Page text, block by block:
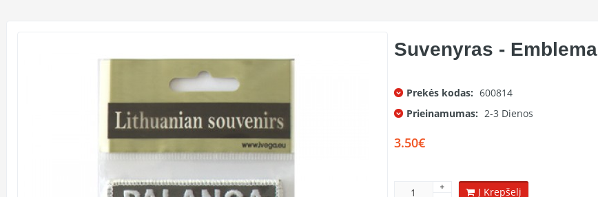
Suvenyras - Emblema
Prekės kodas: 600814
Prieinamumas: 2-3 Dienos
3.50€
Į Krepšelį